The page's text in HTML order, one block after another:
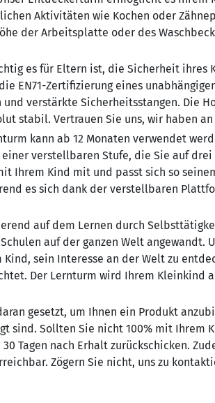
Aktivitäten wie Kochen oder
der Arbeitsplatte oder des
es für Eltern ist, die Sicherheit ihres
EN71-Zertifizierung eines
verstärkte Sicherheitsstangen. Die
stabil. Vertrauen Sie uns, wir haben
kann ab 12 Monaten verwendet
verstellbaren Stufe, die Sie auf
Ihrem Kind mit und passt sich so
es sich dank der verstellbaren
auf dem Lernen durch
auf der ganzen Welt angewandt.
sein Interesse an der Welt zu
Der Lernturm wird Ihrem Kleinkind
gesetzt, um Ihnen ein Produkt
sind. Sollten Sie nicht 100% mit Ihrem
Tagen nach Erhalt zurückschicken.
Zögern Sie nicht, uns zu